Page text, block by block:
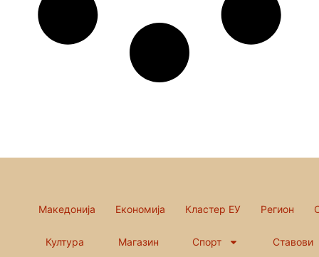
Македонија Економија Кластер ЕУ Регион
Култура Магазин Спорт Ставови